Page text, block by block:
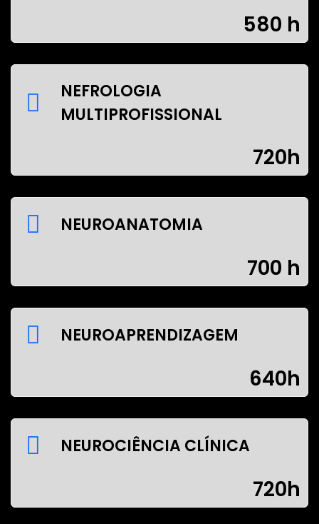
580 h
NEFROLOGIA
MULTIPROFISSIONAL
720h
NEUROANATOMIA
700 h
NEUROAPRENDIZAGEM
640h
NEUROCIÊNCIA CLÍNICA
720h